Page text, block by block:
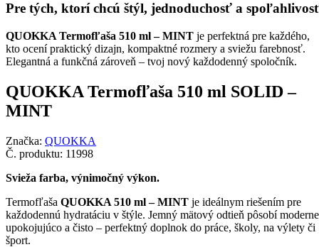
Pre tých, ktorí chcú štýl, jednoduchosť a
QUOKKA Termofľaša 510 ml – MINT je perfektná pre každého,
kto ocení praktický dizajn, kompaktné rozmery a sviežu farebnosť.
Elegantná a funkčná zároveň – tvoj nový každodenný spoločník.
QUOKKA Termofľaša 510 ml SOLID –
MINT
Značka: QUOKKA
Č. produktu: 11998
Svieža farba, výnimočný výkon.
Termofľaša QUOKKA 510 ml – MINT je ideálnym riešením pre
každodennú hydratáciu v štýle. Jemný mätový odtieň pôsobí
upokojujúco a čisto – perfektný doplnok do práce, školy, na výlety či
šport.